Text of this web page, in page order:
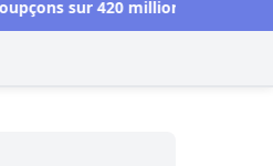
sur 420 millions F CFA, Aby